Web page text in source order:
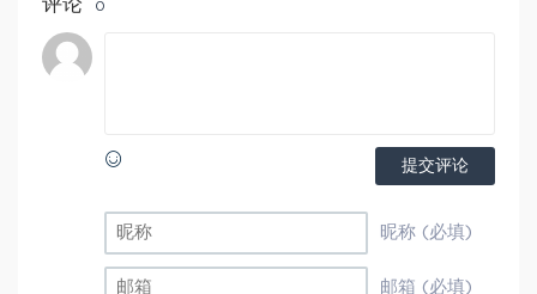
评论 0
提交评论
昵称 (必填)
邮箱 (必填)